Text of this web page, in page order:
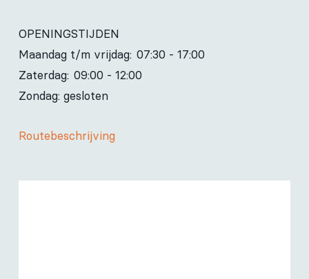
OPENINGSTIJDEN
Maandag t/m vrijdag: 07:30 - 17:00
Zaterdag: 09:00 - 12:00
Zondag: gesloten
Routebeschrijving